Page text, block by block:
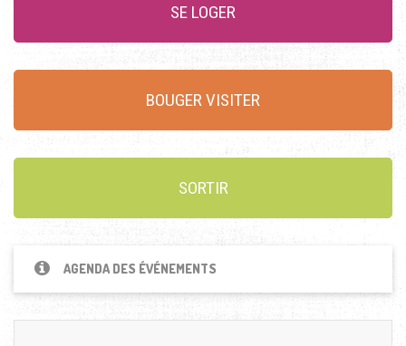
SE LOGER
BOUGER VISITER
SORTIR
AGENDA DES ÉVÉNEMENTS